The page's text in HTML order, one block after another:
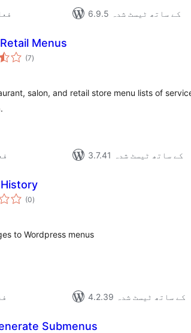
6.9.5 کے ساتھ ٹیسٹ شدہ
Menus
(7مجموعی
درجہ
)
salon, and retail store menu lists of
3.7.41 کے ساتھ ٹیسٹ شدہ
(0مجموعی
درجہ
)
to Wordpress menus
4.2.39 کے ساتھ ٹیسٹ شدہ
Submenus